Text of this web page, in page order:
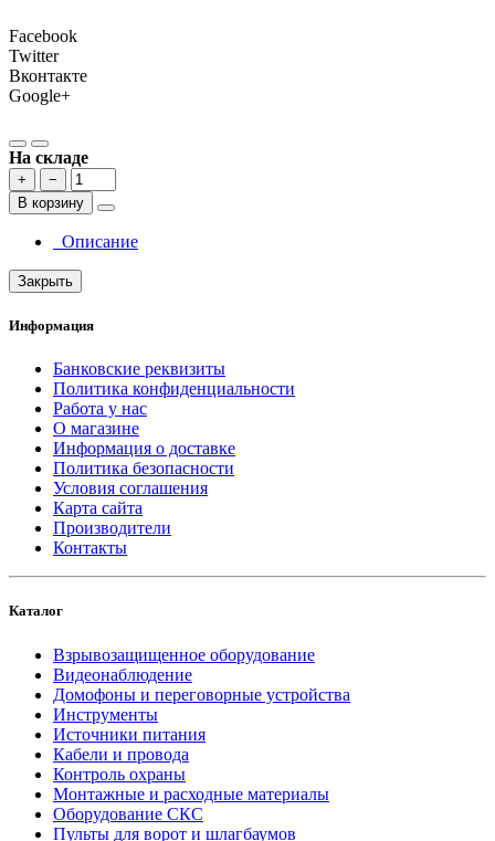
Facebook
Twitter
Вконтакте
Google+
На складе
+
−
В корзину
Описание
Закрыть
Информация
Банковские реквизиты
Политика конфиденциальности
Работа у нас
О магазине
Информация о доставке
Политика безопасности
Условия соглашения
Карта сайта
Производители
Контакты
Каталог
Взрывозащищенное оборудование
Видеонаблюдение
Домофоны и переговорные устройства
Инструменты
Источники питания
Кабели и провода
Контроль охраны
Монтажные и расходные материалы
Оборудование СКС
Пульты для ворот и шлагбаумов